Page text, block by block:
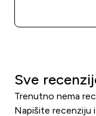
Sve
Trenutno nema
Napišite recenziju